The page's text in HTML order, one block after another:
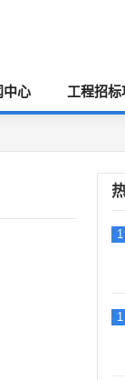
中心 工程招标
1
1